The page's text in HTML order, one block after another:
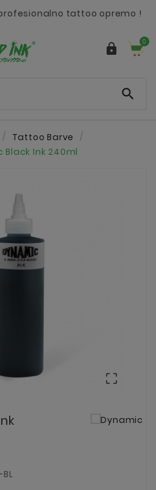
tattoo opremo !
 0

Tattoo Barve
Black Ink 240ml
